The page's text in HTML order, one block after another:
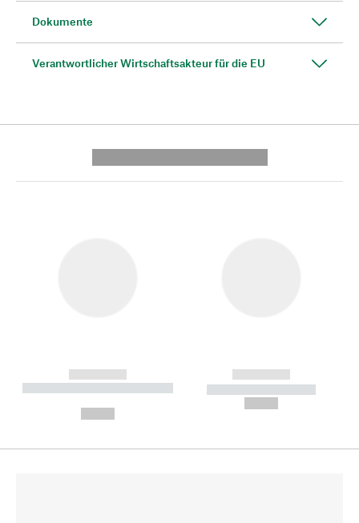
Dokumente
Verantwortlicher Wirtschaftsakteur für die EU
------------
----------- ----------- --------
------------
----------- -----------